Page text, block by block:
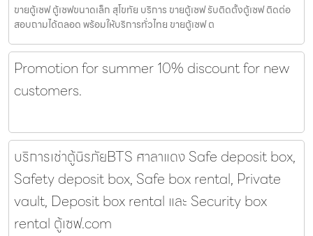
ขายตู้เซฟ ตู้เซฟขนาดเล็ก สุโขทัย บริการ ขายตู้เซฟ รับติดตั้งตู้เซฟ ติดต่อ
สอบถามได้ตลอด พร้อมให้บริการทั่วไทย ขายตู้เซฟ ต
Promotion for summer 10% discount for new
customers.
บริการเช่าตู้นิรภัยBTS ศาลาแดง Safe deposit box,
Safety deposit box, Safe box rental, Private
vault, Deposit box rental และ Security box
rental ตู้เซฟ.com